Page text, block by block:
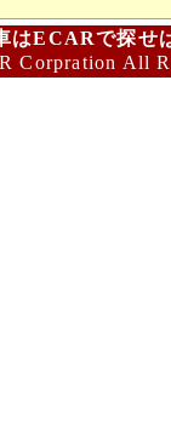
ECARで探せ
Corpration All